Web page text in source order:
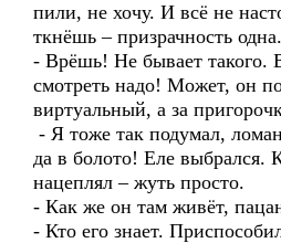
пили, не хочу. И всё не
ткнёшь – призрачность одна.
- Врёшь! Не бывает такого.
смотреть надо! Может, он
виртуальный, а за
- Я тоже так подумал,
да в болото! Еле выбрался.
нацеплял – жуть просто.
- Как же он там живёт,
- Кто его знает.